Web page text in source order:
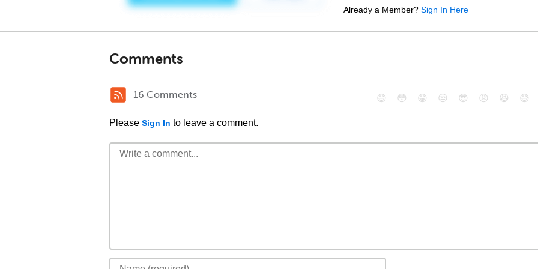
Already a Member? Sign In Here
Comments
16 Comments
Please Sign In to leave a comment.
😄 😳 😁 😒 😎 😠 😆 😅